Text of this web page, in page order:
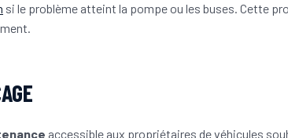
si le problème atteint la pompe ou les buses. Cette
accessible aux propriétaires de véhicules